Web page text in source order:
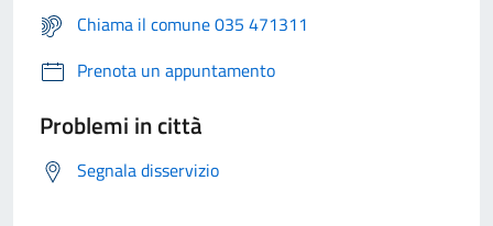
Chiama il comune 035 471311
Prenota un appuntamento
Problemi in città
Segnala disservizio